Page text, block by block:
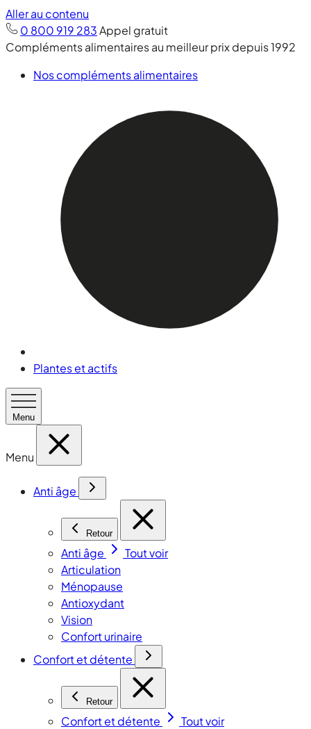
Aller au contenu
0 800 919 283Appel gratuit
Compléments alimentaires au meilleur prix depuis 1992
Nos compléments alimentaires
Plantes et actifs
Menu
Menu
Anti âge
Retour
Anti âge
Tout voir
Articulation
Ménopause
Antioxydant
Vision
Confort urinaire
Confort et détente
Retour
Confort et détente
Tout voir